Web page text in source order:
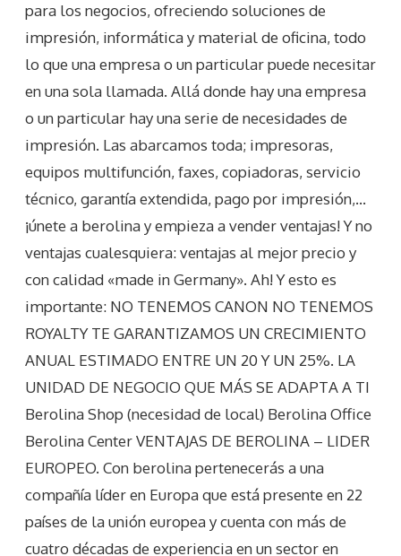
para los negocios, ofreciendo soluciones de
impresión, informática y material de oficina, todo
lo que una empresa o un particular puede necesitar
en una sola llamada. Allá donde hay una empresa
o un particular hay una serie de necesidades de
impresión. Las abarcamos toda; impresoras,
equipos multifunción, faxes, copiadoras, servicio
técnico, garantía extendida, pago por impresión,…
¡únete a berolina y empieza a vender ventajas! Y no
ventajas cualesquiera: ventajas al mejor precio y
con calidad «made in Germany». Ah! Y esto es
importante: NO TENEMOS CANON NO TENEMOS
ROYALTY TE GARANTIZAMOS UN CRECIMIENTO
ANUAL ESTIMADO ENTRE UN 20 Y UN 25%. LA
UNIDAD DE NEGOCIO QUE MÁS SE ADAPTA A TI
Berolina Shop (necesidad de local) Berolina Office
Berolina Center VENTAJAS DE BEROLINA – LIDER
EUROPEO. Con berolina pertenecerás a una
compañía líder en Europa que está presente en 22
países de la unión europea y cuenta con más de
cuatro décadas de experiencia en un sector en